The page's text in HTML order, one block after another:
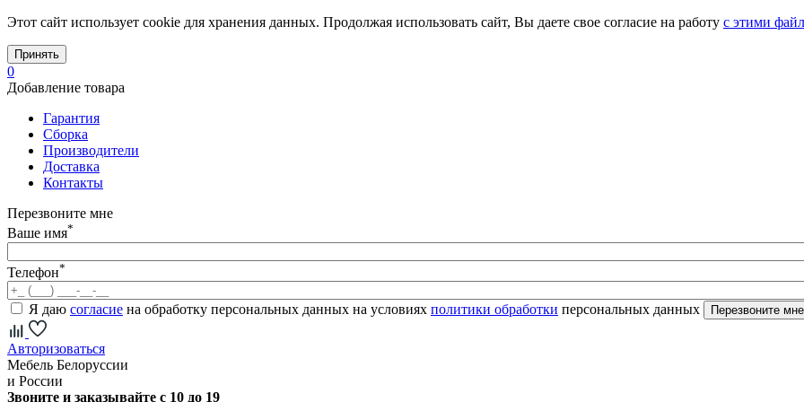
Этот сайт использует cookie для хранения данных. Продолжая использовать сайт, Вы даете свое согласие на работу с этими
Принять
0
Добавление товара
Гарантия
Сборка
Производители
Доставка
Контакты
Перезвоните мне
Ваше имя*
Телефон*
Я даю согласие на обработку персональных данных на условиях политики обработки персональных данных
Авторизоваться
Мебель Белоруссии
и России
Звоните и заказывайте с 10 до 19